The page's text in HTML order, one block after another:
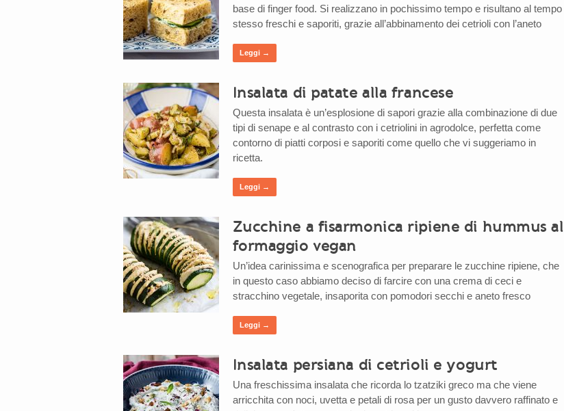
base di finger food. Si realizzano in pochissimo tempo e risultano al tempo
stesso freschi e saporiti, grazie all’abbinamento dei cetrioli con l’aneto
Leggi →
Insalata di patate alla francese
Questa insalata è un’esplosione di sapori grazie alla combinazione di due
tipi di senape e al contrasto con i cetriolini in agrodolce, perfetta come
contorno di piatti corposi e saporiti come quello che vi suggeriamo in
ricetta.
Leggi →
Zucchine a fisarmonica ripiene di hummus al
formaggio vegan
Un’idea carinissima e scenografica per preparare le zucchine ripiene, che
in questo caso abbiamo deciso di farcire con una crema di ceci e
stracchino vegetale, insaporita con pomodori secchi e aneto fresco
Leggi →
Insalata persiana di cetrioli e yogurt
Una freschissima insalata che ricorda lo tzatziki greco ma che viene
arricchita con noci, uvetta e petali di rosa per un gusto davvero raffinato e